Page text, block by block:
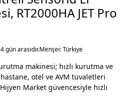
RT2000HA JET Pro
gün arasıdır.Menşei: Türkiye
makinesi; hızlı kurutma ve
otel ve AVM tuvaletleri
Market güvencesiyle hızlı